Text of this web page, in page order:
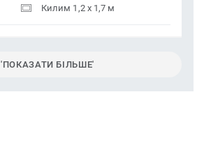
Килим 1,2 x 1,7 м
'ПОКАЗАТИ БІЛЬШЕ'